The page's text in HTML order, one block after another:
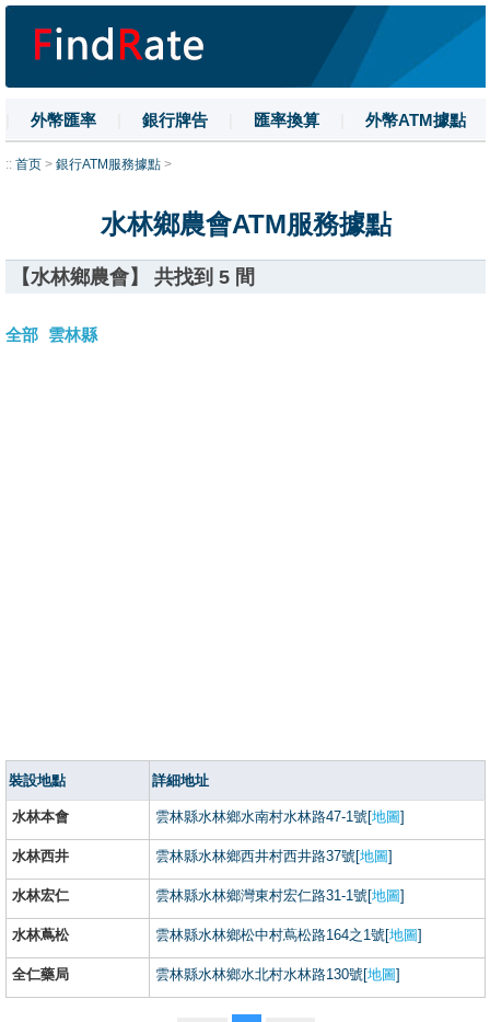
外幣匯率 銀行牌告 匯率換算 外幣ATM據點
| 名詞解釋 | 換匯技巧
:: 首页 > 銀行ATM服務據點 >
水林鄉農會ATM服務據點
【水林鄉農會】 共找到 5 間
全部 雲林縣
裝設地點 詳細地址
水林本會 雲林縣水林鄉水南村水林路47-1號[地圖]
水林西井 雲林縣水林鄉西井村西井路37號[地圖]
水林宏仁 雲林縣水林鄉灣東村宏仁路31-1號[地圖]
水林蔦松 雲林縣水林鄉松中村蔦松路164之1號[地圖]
全仁藥局 雲林縣水林鄉水北村水林路130號[地圖]